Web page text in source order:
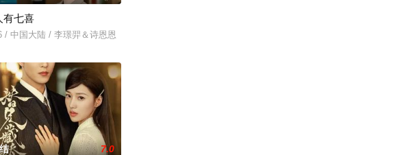
有七喜
/ 中国大陆 / 李璟羿＆诗恩恩
7.0